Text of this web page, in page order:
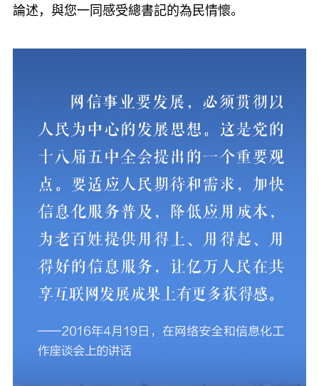
論述，與您一同感受總書記的為民情懷。